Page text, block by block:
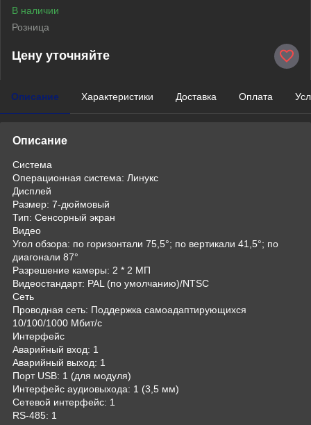
В наличии
Розница
Цену уточняйте
Описание Характеристики Доставка Оплата
Описание
Система
Операционная система: Линукс
Дисплей
Размер: 7-дюймовый
Тип: Сенсорный экран
Видео
Угол обзора: по горизонтали 75,5°; по вертикали 41,5°; по
диагонали 87°
Разрешение камеры: 2 * 2 МП
Видеостандарт: PAL (по умолчанию)/NTSC
Сеть
Проводная сеть: Поддержка самоадаптирующихся
10/100/1000 Мбит/с
Интерфейс
Аварийный вход: 1
Аварийный выход: 1
Порт USB: 1 (для модуля)
Интерфейс аудиовыхода: 1 (3,5 мм)
Сетевой интерфейс: 1
RS-485: 1